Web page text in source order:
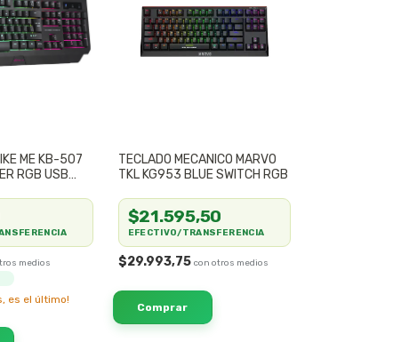
ME KB-507
RGB USB
es el último!
TECLADO MECANICO MARVO
TKL KG953 BLUE SWITCH RGB
$29.993,75
$21.595,50
EFECTIVO/TRANSFERENCIA